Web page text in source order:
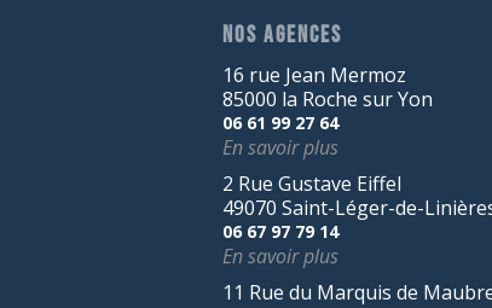
NOS AGENCES
16 rue Jean Mermoz
85000 la Roche sur Yon
06 61 99 27 64
En savoir plus
2 Rue Gustave Eiffel
49070 Saint-Léger-de-
06 67 97 79 14
En savoir plus
11 Rue du Marquis de